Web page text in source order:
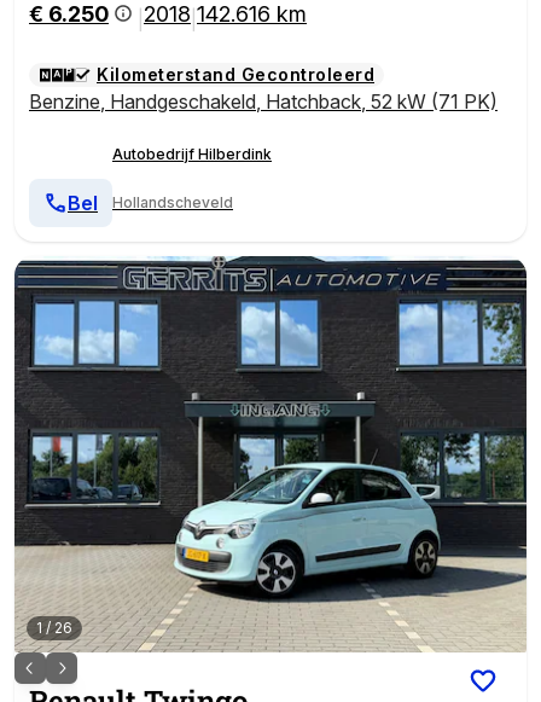
€ 6.250 2018 142.616 km
Kilometerstand Gecontroleerd
Benzine, Handgeschakeld, Hatchback, 52 kW (71 PK)
Autobedrijf Hilberdink
Hollandscheveld
Bel
1 /26